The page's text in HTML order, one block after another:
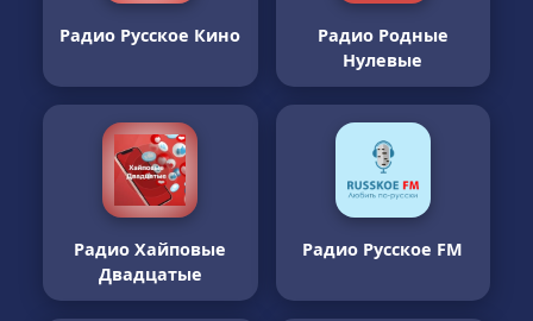
Радио Русское Кино
Радио Родные
Нулевые
Радио Хайповые
Двадцатые
Радио Русское FM